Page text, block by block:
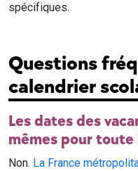
spécifiques.
Questions
calendrier
Les dates des
mêmes pour toute
Non. La France